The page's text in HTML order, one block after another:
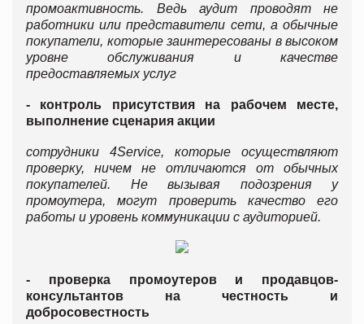
промоактивность. Ведь аудит проводят не
работники или представители сети, а обычные
покупатели, которые заинтересованы в высоком
уровне обслуживания и качестве
предоставляемых услуг
- контроль присутствия на рабочем месте,
выполнение сценария акции
сотрудники 4Service, которые осуществляют
проверку, ничем не отличаются от обычных
покупателей. Не вызывая подозрения у
промоутера, могут проверить качество его
работы и уровень коммуникации с аудиторией.
- проверка промоутеров и продавцов-
консультантов на честность и
добросовестность